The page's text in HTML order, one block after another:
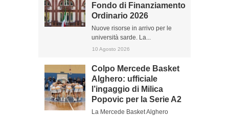
Fondo di Finanziamento
Ordinario 2026
Nuove risorse in arrivo per le
università sarde. La...
10 Agosto 2026
Colpo Mercede Basket
Alghero: ufficiale
l’ingaggio di Milica
Popovic per la Serie A2
La Mercede Basket Alghero